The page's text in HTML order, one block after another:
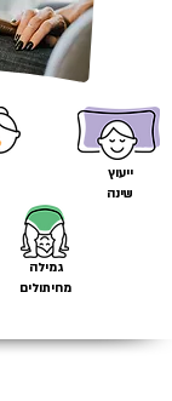
גמילה
מחיתולים
ייעוץ
שינה